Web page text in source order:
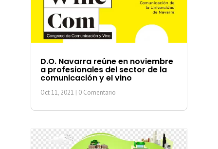
D.O. Navarra reúne en noviembre
a profesionales del sector de la
comunicación y el vino
Oct 11, 2021 | 0 Comentario